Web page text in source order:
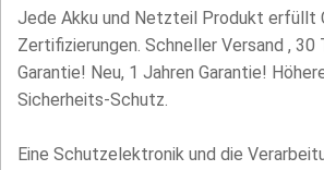
Jede Akku und Netzteil Produkt erfüllt
Zertifizierungen. Schneller Versand , 30
Garantie! Neu, 1 Jahren Garantie!
Sicherheits-Schutz.
Eine Schutzelektronik und die